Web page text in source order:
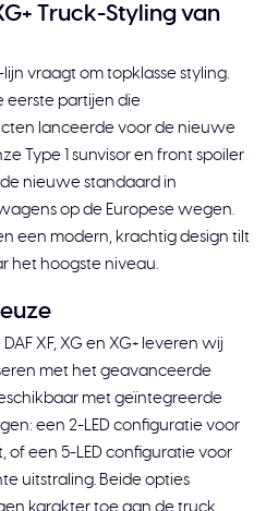
Truck-Styling van
vraagt om topklasse styling.
eerste partijen die
lanceerde voor de nieuwe
Type 1 sunvisor en front spoiler
nieuwe standaard in
op de Europese wegen.
een modern, krachtig design tilt
het hoogste niveau.
XF, XG en XG+ leveren wij
met het geavanceerde
met geïntegreerde
een 2-LED configuratie voor
of een 5-LED configuratie voor
uitstraling. Beide opties
karakter toe aan de truck.